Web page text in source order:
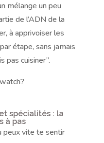
mélange un peu
de l’ADN de la
à apprivoiser les
étape, sans jamais
pas cuisiner”.
spécialités : la
à pas
peux vite te sentir